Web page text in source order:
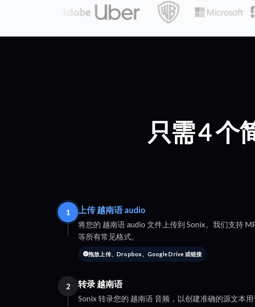
只需 4 个
1 上传 越南语 audio
将您的 越南语 audio 文件上传到 Sonix。我们支持
等所有常见格式。
拖放上传、Dropbox、Google Drive 或链接
2 转录 越南语
Sonix 转录您的 越南语 音频，以创建准确的源文本用